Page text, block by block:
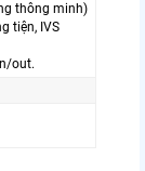
thông minh)
tiện, IVS
out.